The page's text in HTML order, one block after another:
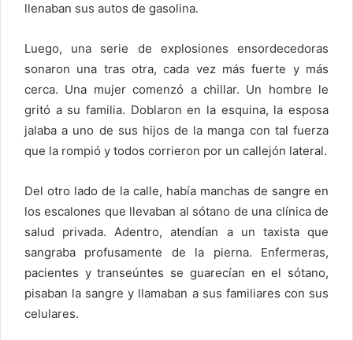
llenaban sus autos de gasolina.
Luego, una serie de explosiones ensordecedoras
sonaron una tras otra, cada vez más fuerte y más
cerca. Una mujer comenzó a chillar. Un hombre le
gritó a su familia. Doblaron en la esquina, la esposa
jalaba a uno de sus hijos de la manga con tal fuerza
que la rompió y todos corrieron por un callejón lateral.
Del otro lado de la calle, había manchas de sangre en
los escalones que llevaban al sótano de una clínica de
salud privada. Adentro, atendían a un taxista que
sangraba profusamente de la pierna. Enfermeras,
pacientes y transeúntes se guarecían en el sótano,
pisaban la sangre y llamaban a sus familiares con sus
celulares.